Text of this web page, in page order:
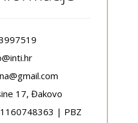
17, Đakovo
| PBZ